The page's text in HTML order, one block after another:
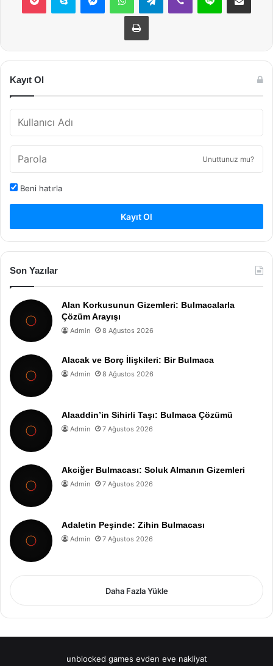
Yazdır
Kayıt Ol
Unuttunuz mu?
Beni hatırla
Kayıt Ol
Son Yazılar
Alan Korkusunun Gizemleri: Bulmacalarla
Çözüm Arayışı
Admin 8 Ağustos 2026
Alacak ve Borç İlişkileri: Bir Bulmaca
Admin 8 Ağustos 2026
Alaaddin’in Sihirli Taşı: Bulmaca Çözümü
Admin 7 Ağustos 2026
Akciğer Bulmacası: Soluk Almanın Gizemleri
Admin 7 Ağustos 2026
Adaletin Peşinde: Zihin Bulmacası
Admin 7 Ağustos 2026
Daha Fazla Yükle
unblocked games evden eve nakliyat